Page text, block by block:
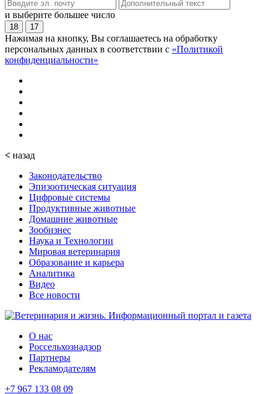
и выберите большее число
18 17
Нажимая на кнопку, Вы соглашаетесь на обработку
персональных данных в соответствии с «Политикой
конфиденциальности»
< назад
Законодательство
Эпизоотическая ситуация
Цифровые системы
Продуктивные животные
Домашние животные
Зообизнес
Наука и Технологии
Мировая ветеринария
Образование и карьера
Аналитика
Видео
Все новости
О нас
Россельхознадзор
Партнеры
Рекламодателям
+7 967 133 08 09